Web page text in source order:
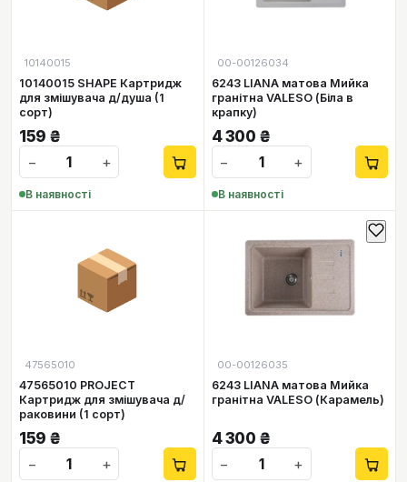
10140015
10140015 SHAPE Картридж
для змішувача д/душа (1
сорт)
159 ₴
−
+
В наявності
00-00126034
6243 LIANA матова Мийка
гранітна VALESO (Біла в
крапку)
4 300 ₴
−
+
В наявності
📦
47565010
47565010 PROJECT
Картридж для змішувача д/
раковини (1 сорт)
159 ₴
−
+
00-00126035
6243 LIANA матова Мийка
гранітна VALESO (Карамель)
4 300 ₴
−
+